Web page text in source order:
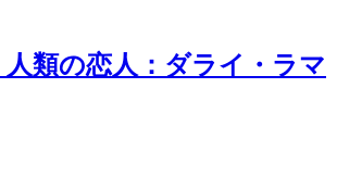
類の恋人：ダライ・ラマ